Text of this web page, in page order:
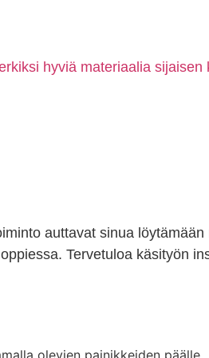
hyviä materiaalia sijaisen
auttavat sinua
Tervetuloa käsityön